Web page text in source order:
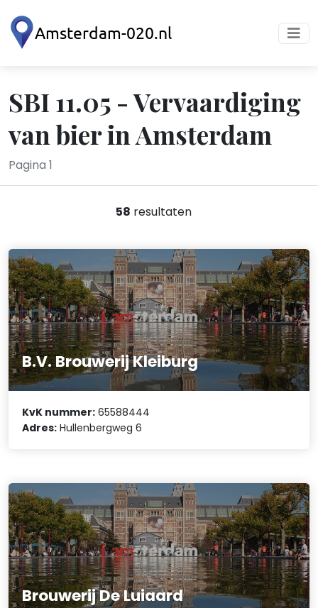
SBI 11.05 - Vervaardiging
van bier in Amsterdam
Pagina 1
58 resultaten
B.V. Brouwerij Kleiburg
KvK nummer: 65588444
Adres: Hullenbergweg 6
Brouwerij De Luiaard